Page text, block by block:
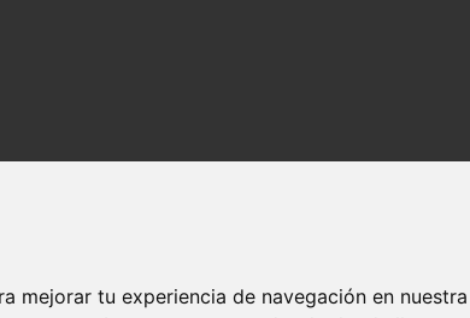
mejorar tu experiencia de navegación en